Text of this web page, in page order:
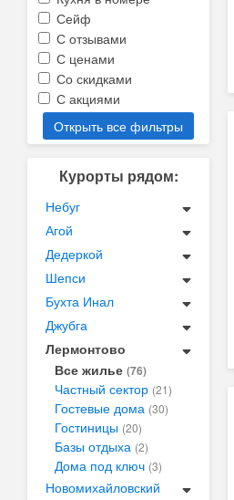
Сейф
С отзывами
С ценами
Со скидками
С акциями
Открыть все фильтры
Курорты рядом:
Небуг
Агой
Дедеркой
Шепси
Бухта Инал
Джубга
Лермонтово
Все жилье (76)
Частный сектор (21)
Гостевые дома (30)
Гостиницы (20)
Базы отдыха (2)
Дома под ключ (3)
Новомихайловский